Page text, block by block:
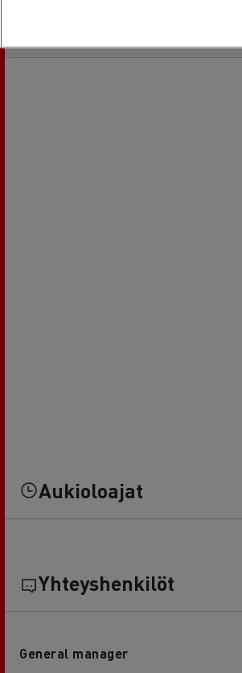
Aukioloajat
Yhteyshenkilöt
General manager